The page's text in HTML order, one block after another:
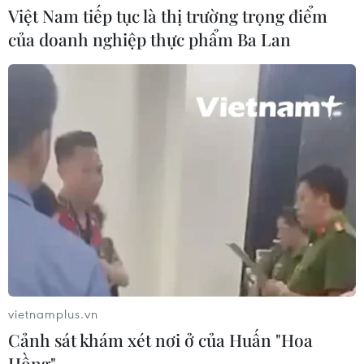
CƠ QUAN CHỦ QUẢN: THÔNG TẤN XÃ VIỆT NAM
Tổng Biên tập: TRẦN TIẾN DUẨN
Phó Tổng Biên tập: NGUYỄN THỊ TÁM, KHÚC THANH
THỦY
Sở hữu trí tuệ
Quy định sử dụng
Dịch vụ tin
Quảng cáo
Việt Nam tiếp tục là thị trường trọng điểm
của doanh nghiệp thực phẩm Ba Lan
vietnamplus.vn
Cảnh sát khám xét nơi ở của Huấn "Hoa